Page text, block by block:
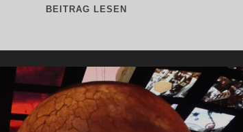
BEITRAG LESEN